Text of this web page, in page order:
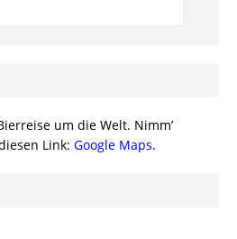
um die Welt. Nimm’
Link: Google Maps.